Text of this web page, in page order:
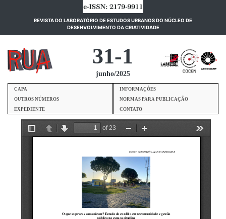
REVISTA DO LABORATÓRIO DE ESTUDOS URBANOS DO NÚCLEO DE
DESENVOLVIMENTO DA CRIATIVIDADE(current)
31-1
junho/2025
CAPA
INFORMAÇÕES
OUTROS NÚMEROS
NORMAS PARA PUBLICAÇÃO
EXPEDIENTE
CONTATO